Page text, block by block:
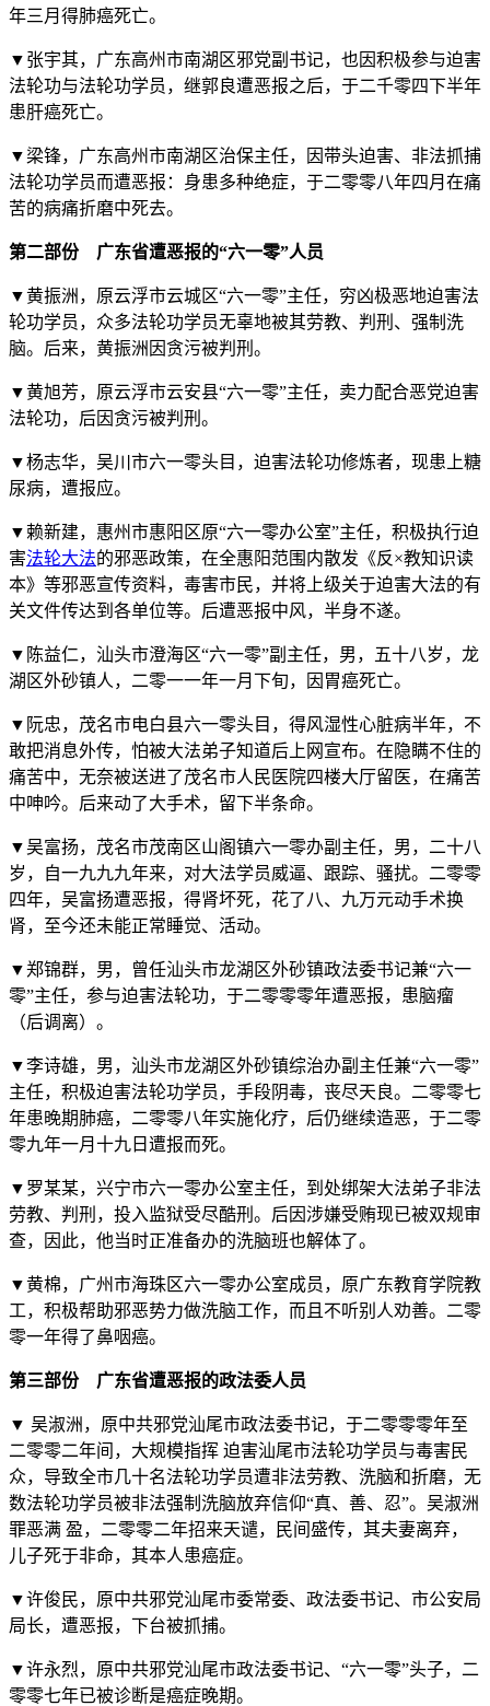
年三月得肺癌死亡。
▼张宇其，广东高州市南湖区邪党副书记，也因积极参与迫害
法轮功与法轮功学员，继郭良遭恶报之后，于二千零四下半年
患肝癌死亡。
▼梁锋，广东高州市南湖区治保主任，因带头迫害、非法抓捕
法轮功学员而遭恶报：身患多种绝症，于二零零八年四月在痛
苦的病痛折磨中死去。
第二部份 广东省遭恶报的“六一零”人员
▼黄振洲，原云浮市云城区“六一零”主任，穷凶极恶地迫害法
轮功学员，众多法轮功学员无辜地被其劳教、判刑、强制洗
脑。后来，黄振洲因贪污被判刑。
▼黄旭芳，原云浮市云安县“六一零”主任，卖力配合恶党迫害
法轮功，后因贪污被判刑。
▼杨志华，吴川市六一零头目，迫害法轮功修炼者，现患上糖
尿病，遭报应。
▼赖新建，惠州市惠阳区原“六一零办公室”主任，积极执行迫
害法轮大法的邪恶政策，在全惠阳范围内散发《反×教知识读
本》等邪恶宣传资料，毒害市民，并将上级关于迫害大法的有
关文件传达到各单位等。后遭恶报中风，半身不遂。
▼陈益仁，汕头市澄海区“六一零”副主任，男，五十八岁，龙
湖区外砂镇人，二零一一年一月下旬，因胃癌死亡。
▼阮忠，茂名市电白县六一零头目，得风湿性心脏病半年，不
敢把消息外传，怕被大法弟子知道后上网宣布。在隐瞒不住的
痛苦中，无奈被送进了茂名市人民医院四楼大厅留医，在痛苦
中呻吟。后来动了大手术，留下半条命。
▼吴富扬，茂名市茂南区山阁镇六一零办副主任，男，二十八
岁，自一九九九年来，对大法学员威逼、跟踪、骚扰。二零零
四年，吴富扬遭恶报，得肾坏死，花了八、九万元动手术换
肾，至今还未能正常睡觉、活动。
▼郑锦群，男，曾任汕头市龙湖区外砂镇政法委书记兼“六一
零”主任，参与迫害法轮功，于二零零零年遭恶报，患脑瘤
（后调离）。
▼李诗雄，男，汕头市龙湖区外砂镇综治办副主任兼“六一零”
主任，积极迫害法轮功学员，手段阴毒，丧尽天良。二零零七
年患晚期肺癌，二零零八年实施化疗，后仍继续造恶，于二零
零九年一月十九日遭报而死。
▼罗某某，兴宁市六一零办公室主任，到处绑架大法弟子非法
劳教、判刑，投入监狱受尽酷刑。后因涉嫌受贿现已被双规审
查，因此，他当时正准备办的洗脑班也解体了。
▼黄棉，广州市海珠区六一零办公室成员，原广东教育学院教
工，积极帮助邪恶势力做洗脑工作，而且不听别人劝善。二零
零一年得了鼻咽癌。
第三部份 广东省遭恶报的政法委人员
▼ 吴淑洲，原中共邪党汕尾市政法委书记，于二零零零年至
二零零二年间，大规模指挥 迫害汕尾市法轮功学员与毒害民
众，导致全市几十名法轮功学员遭非法劳教、洗脑和折磨，无
数法轮功学员被非法强制洗脑放弃信仰“真、善、忍”。吴淑洲
罪恶满 盈，二零零二年招来天谴，民间盛传，其夫妻离弃，
儿子死于非命，其本人患癌症。
▼许俊民，原中共邪党汕尾市委常委、政法委书记、市公安局
局长，遭恶报，下台被抓捕。
▼许永烈，原中共邪党汕尾市政法委书记、“六一零”头子，二
零零七年已被诊断是癌症晚期。